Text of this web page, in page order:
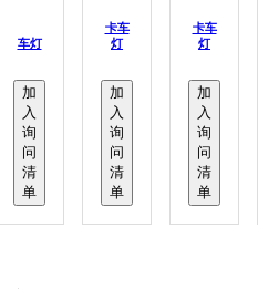
车灯
加
入
询
问
清
单
卡车
灯
加
入
询
问
清
单
卡车
灯
加
入
询
问
清
单